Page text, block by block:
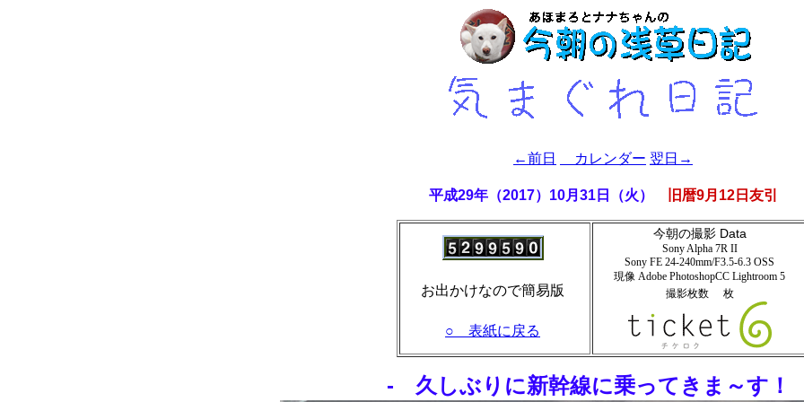
←前日 カレンダー 翌日→
平成29年（2017）10月31日（火） 旧暦9月12日友引
お出かけなので簡易版
○ 表紙に戻る
今朝の撮影 Data
Sony Alpha 7R II
Sony FE 24-240mm/F3.5-6.3 OSS
現像 Adobe PhotoshopCC Lightroom 5
撮影枚数
枚
- 久しぶりに新幹線に乗ってきま～す